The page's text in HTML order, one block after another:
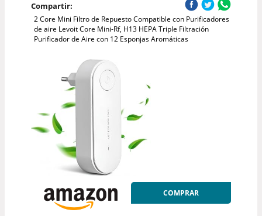
Compartir:
2 Core Mini Filtro de Repuesto Compatible con Purificadores
de aire Levoit Core Mini-Rf, H13 HEPA Triple Filtración
Purificador de Aire con 12 Esponjas Aromáticas
COMPRAR